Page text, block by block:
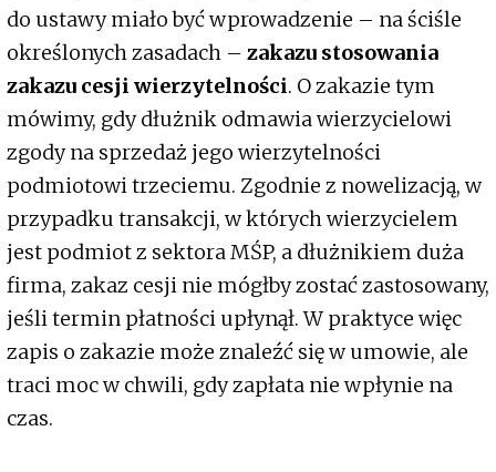
do ustawy miało być wprowadzenie – na ściśle
określonych zasadach – zakazu stosowania
zakazu cesji wierzytelności. O zakazie tym
mówimy, gdy dłużnik odmawia wierzycielowi
zgody na sprzedaż jego wierzytelności
podmiotowi trzeciemu. Zgodnie z nowelizacją, w
przypadku transakcji, w których wierzycielem
jest podmiot z sektora MŚP, a dłużnikiem duża
firma, zakaz cesji nie mógłby zostać zastosowany,
jeśli termin płatności upłynął. W praktyce więc
zapis o zakazie może znaleźć się w umowie, ale
traci moc w chwili, gdy zapłata nie wpłynie na
czas.